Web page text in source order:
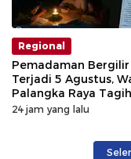
Regional
Pemadaman Bergilir
Terjadi 5 Agustus,
Palangka Raya
GM PLN Kaltengsel
24 jam yang lalu